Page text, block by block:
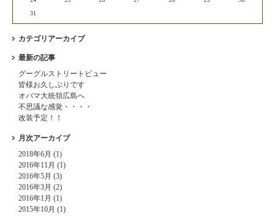
31
カテゴリアーカイブ
最新の記事
グーグルストリートビュー
皆様お久しぶりです
オバマ大統領広島へ
不思議な感覚・・・・
改装予定！！
月次アーカイブ
2018年6月 (1)
2016年11月 (1)
2016年5月 (3)
2016年3月 (2)
2016年1月 (1)
2015年10月 (1)